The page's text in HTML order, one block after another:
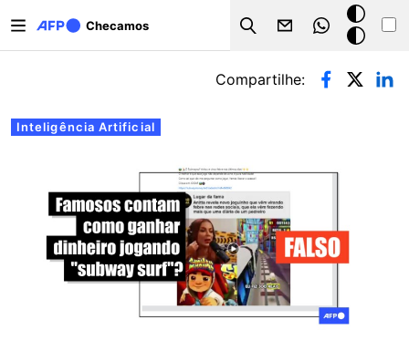
Checamos
Search
Modo
escuro
Abas primárias
Inteligência Artificial
Compartilhe: